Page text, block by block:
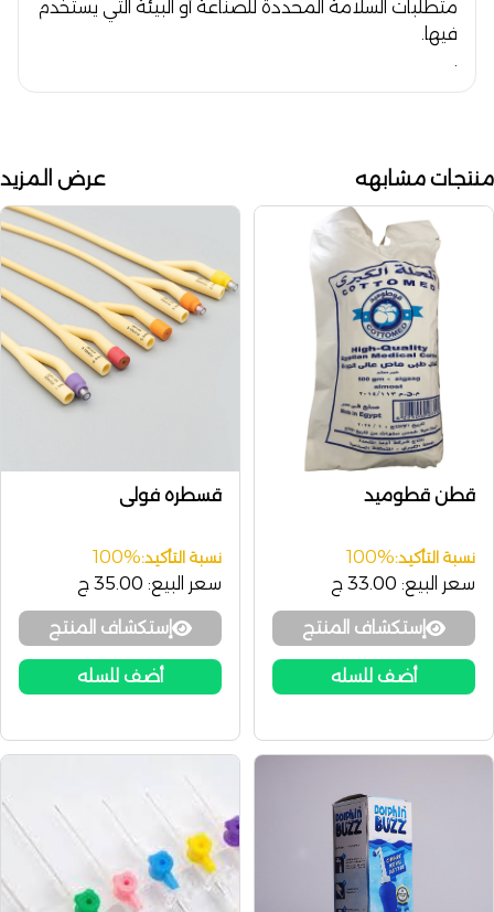
متطلبات السلامة المحددة للصناعة أو البيئة التي يستخدم
فيها.
منتجات مشابهه عرض المزيد
قطن قطوميد
نسبة التأكيد:100%
سعر البيع: 33.00 ج
إستكشاف المنتج
أضف للسله
قسطره فولى
نسبة التأكيد:100%
سعر البيع: 35.00 ج
إستكشاف المنتج
أضف للسله